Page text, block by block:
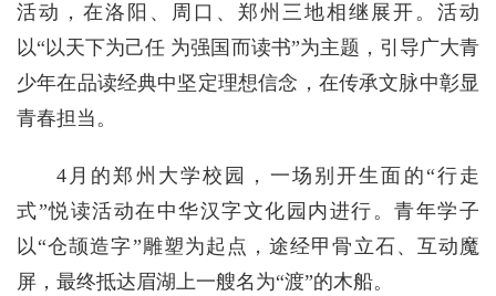
活动，在洛阳、周口、郑州三地相继展开。活动
以“以天下为己任 为强国而读书”为主题，引导广大青
少年在品读经典中坚定理想信念，在传承文脉中彰显
青春担当。
4月的郑州大学校园，一场别开生面的“行走
式”悦读活动在中华汉字文化园内进行。青年学子
以“仓颉造字”雕塑为起点，途经甲骨立石、互动魔
屏，最终抵达眉湖上一艘名为“渡”的木船。